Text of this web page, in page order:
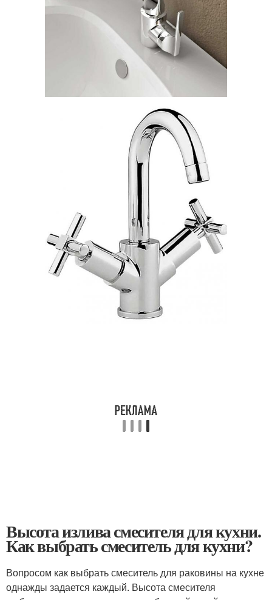
Высота излива смесителя для кухни.
Как выбрать смеситель для кухни?
Вопросом как выбрать смеситель для раковины на кухне
однажды задается каждый. Высота смесителя